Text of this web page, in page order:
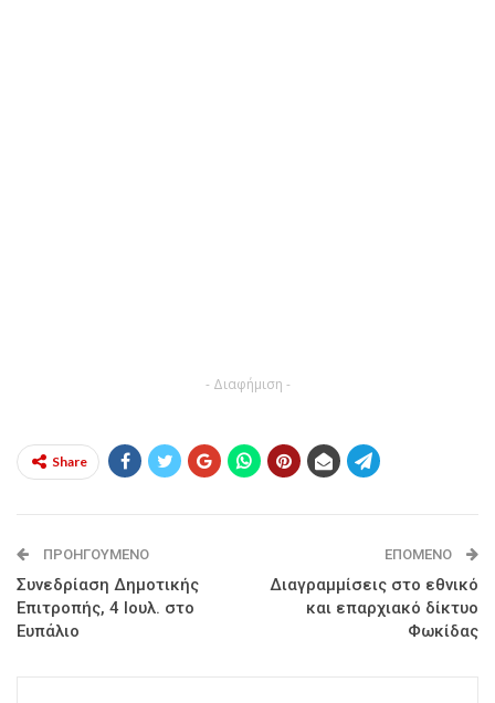
- Διαφήμιση -
Share
ΠΡΟΗΓΟΎΜΕΝΟ
Συνεδρίαση Δημοτικής
Επιτροπής, 4 Ιουλ. στο
Ευπάλιο
ΕΠΌΜΕΝΟ
Διαγραμμίσεις στο εθνικό
και επαρχιακό δίκτυο
Φωκίδας